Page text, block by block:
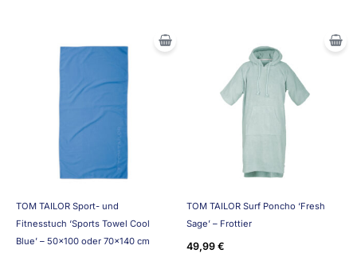
TOM TAILOR Sport- und
Fitnesstuch ‘Sports Towel Cool
Blue’ – 50×100 oder 70×140 cm
TOM TAILOR Surf Poncho ‘Fresh
Sage’ – Frottier
49,99 €